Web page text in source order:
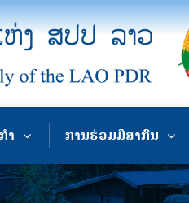
ຳ ການຮ່ວມມືສາກົນ